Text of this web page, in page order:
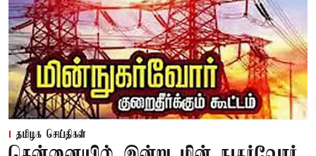
தமிழக செய்திகள்